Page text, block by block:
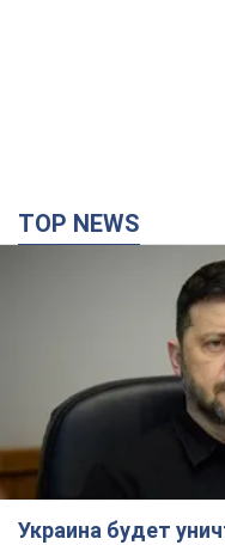
TOP NEWS
Украина будет